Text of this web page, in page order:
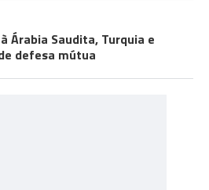
Árabia Saudita, Turquia e
defesa mútua